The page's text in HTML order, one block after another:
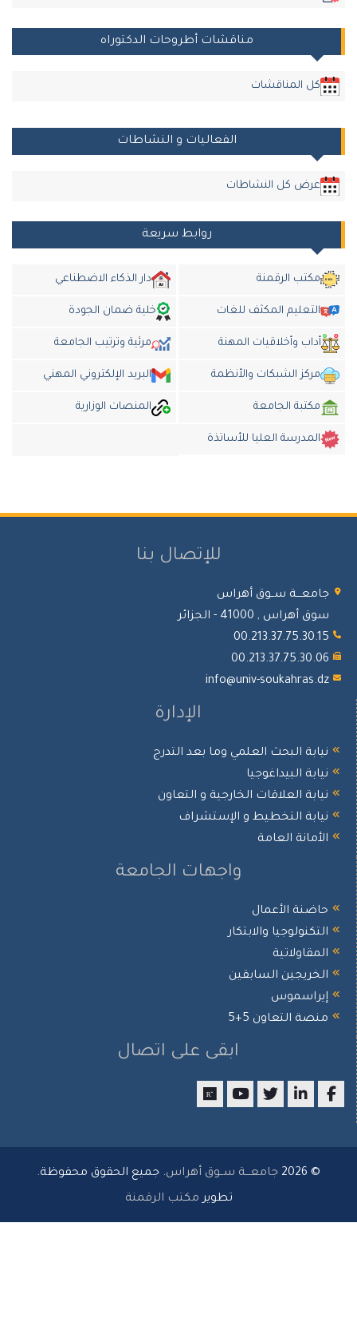
مناقشات أطروحات الدكتوراه
كل المناقشات
الفعاليات و النشاطات
عرض كل النشاطات
روابط سريعة
مكتب الرقمنة دار الذكاء الاضطناعي
التعليم المكثف للغات خلية ضمان الجودة
أداب وأخلاقيات المهنة مرئية وترتيب الجامعة
مركز الشبكات والأنظمة البريد الإلكتروني المهني
مكتبة الجامعة المنصات الوزارية
المدرسة العليا للأساتذة
للإتصال بنا
ســوق أهراس
أهراس , 41000 - الجزائر
info@univ-
الإدارة
البحث العلمي وما بعد التدرج
البيداغوجيا
العلاقات الخارجية و التعاون
التخطيط و الإستشراف
العامة
واجهات الجامعة
الأعمال
والابتكار
السابقين
التعاون 5+5
ابقى على اتصال
جامعـــة ســوق أهراس. جميع الحقوق محفوظة.
مكتب الرقمنة